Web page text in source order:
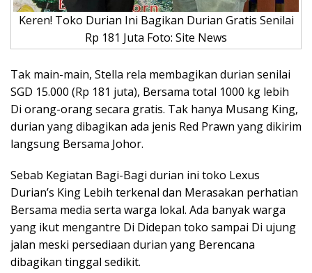
Keren! Toko Durian Ini Bagikan Durian Gratis Senilai
Rp 181 Juta Foto: Site News
Tak main-main, Stella rela membagikan durian senilai
SGD 15.000 (Rp 181 juta), Bersama total 1000 kg lebih
Di orang-orang secara gratis. Tak hanya Musang King,
durian yang dibagikan ada jenis Red Prawn yang dikirim
langsung Bersama Johor.
Sebab Kegiatan Bagi-Bagi durian ini toko Lexus
Durian’s King Lebih terkenal dan Merasakan perhatian
Bersama media serta warga lokal. Ada banyak warga
yang ikut mengantre Di Didepan toko sampai Di ujung
jalan meski persediaan durian yang Berencana
dibagikan tinggal sedikit.